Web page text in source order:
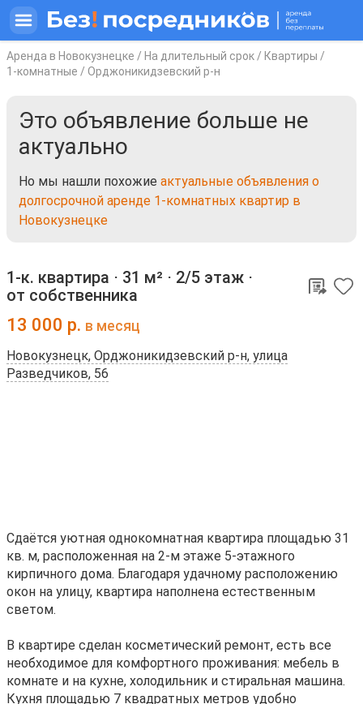
Аренда в Новокузнецке / На длительный срок / Квартиры /
1-комнатные / Орджоникидзевский р-н
Это объявление больше не
актуально
Но мы нашли похожие актуальные объявления о
долгосрочной аренде 1-комнатных квартир в
Новокузнецке
1-к. квартира ⋅ 31 м² ⋅ 2/5 этаж ⋅
от собственника
13 000 р. в месяц
Новокузнецк, Орджоникидзевский р-н, улица
Разведчиков, 56
Сдаётся уютная однокомнатная квартира площадью 31
кв. м, расположенная на 2-м этаже 5-этажного
кирпичного дома. Благодаря удачному расположению
окон на улицу, квартира наполнена естественным
светом.
В квартире сделан косметический ремонт, есть все
необходимое для комфортного проживания: мебель в
комнате и на кухне, холодильник и стиральная машина.
Кухня площадью 7 квадратных метров удобно